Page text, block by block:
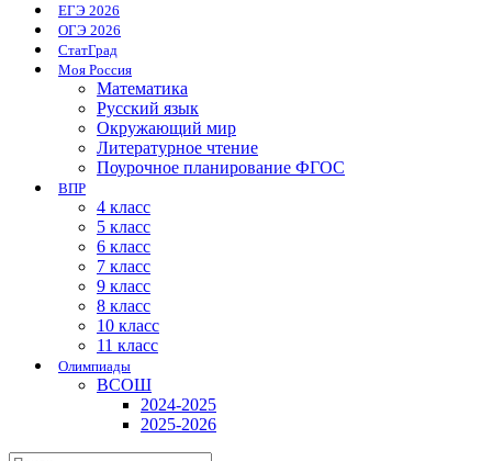
ЕГЭ 2026
ОГЭ 2026
СтатГрад
Моя Россия
Математика
Русский язык
Окружающий мир
Литературное чтение
Поурочное планирование ФГОС
ВПР
4 класс
5 класс
6 класс
7 класс
9 класс
8 класс
10 класс
11 класс
Олимпиады
ВСОШ
2024-2025
2025-2026